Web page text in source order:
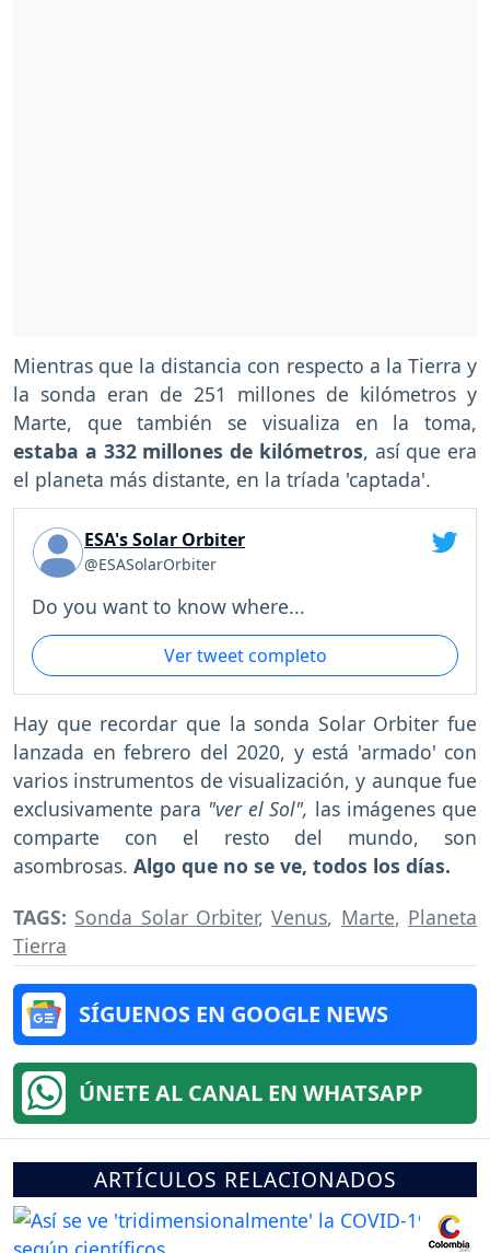
Mientras que la distancia con respecto a la Tierra y
la sonda eran de 251 millones de kilómetros y
Marte, que también se visualiza en la toma,
estaba a 332 millones de kilómetros, así que era
el planeta más distante, en la tríada 'captada'.
ESA's Solar Orbiter
@ESASolarOrbiter
Do you want to know where...
Ver tweet completo
Hay que recordar que la sonda Solar Orbiter fue
lanzada en febrero del 2020, y está 'armado' con
varios instrumentos de visualización, y aunque fue
exclusivamente para "ver el Sol", las imágenes que
comparte con el resto del mundo, son
asombrosas. Algo que no se ve, todos los días.
TAGS: Sonda Solar Orbiter,Venus, Marte, Planeta
Tierra
SÍGUENOS EN GOOGLE NEWS
ÚNETE AL CANAL EN WHATSAPP
ARTÍCULOS RELACIONADOS